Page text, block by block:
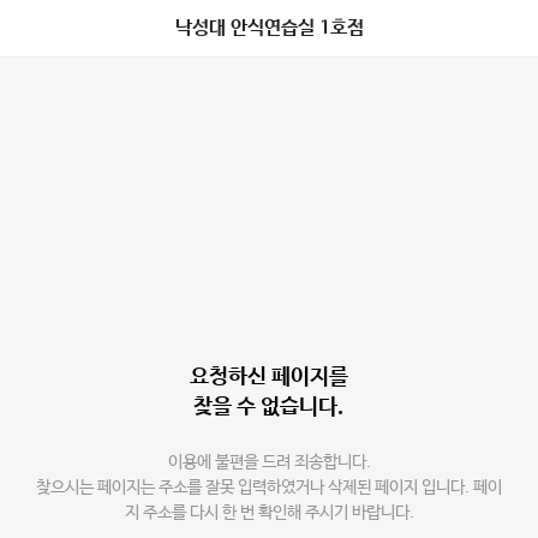
낙성대 안식연습실 1호점
요청하신 페이지를
찾을 수 없습니다.
이용에 불편을 드려 죄송합니다.
찾으시는 페이지는 주소를 잘못 입력하였거나 삭제된 페이지 입니다. 페이
지 주소를 다시 한 번 확인해 주시기 바랍니다.